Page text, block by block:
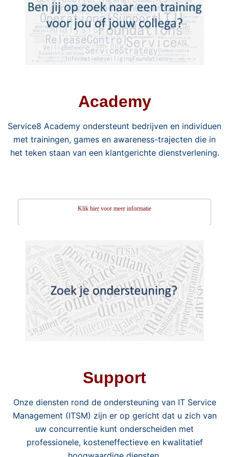
Academy
Service8 Academy ondersteunt bedrijven en individuen
met trainingen, games en awareness-trajecten die in
het teken staan van een klantgerichte dienstverlening.
Klik hier voor meer informatie
Support
Onze diensten rond de ondersteuning van IT Service
Management (ITSM) zijn er op gericht dat u zich van
uw concurrentie kunt onderscheiden met
professionele, kosteneffectieve en kwalitatief